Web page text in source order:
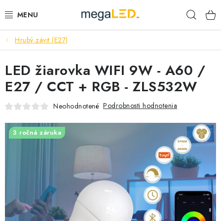
na
PRIEMYSEL
SVIETIDLÁ
ŽIAROVKY A TRUBICE
SAMSUNG SVIETIDLÁ
Hrubý závit (E27)
LED žiarovka WIFI 9W - A60 /
E27 / CCT + RGB - ZLS532W
Neohodnotené Podrobnosti hodnotenia
3 ročná záruka